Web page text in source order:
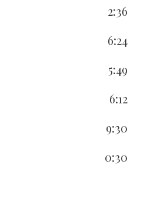
2:36
6:24
5:49
6:12
9:30
0:30